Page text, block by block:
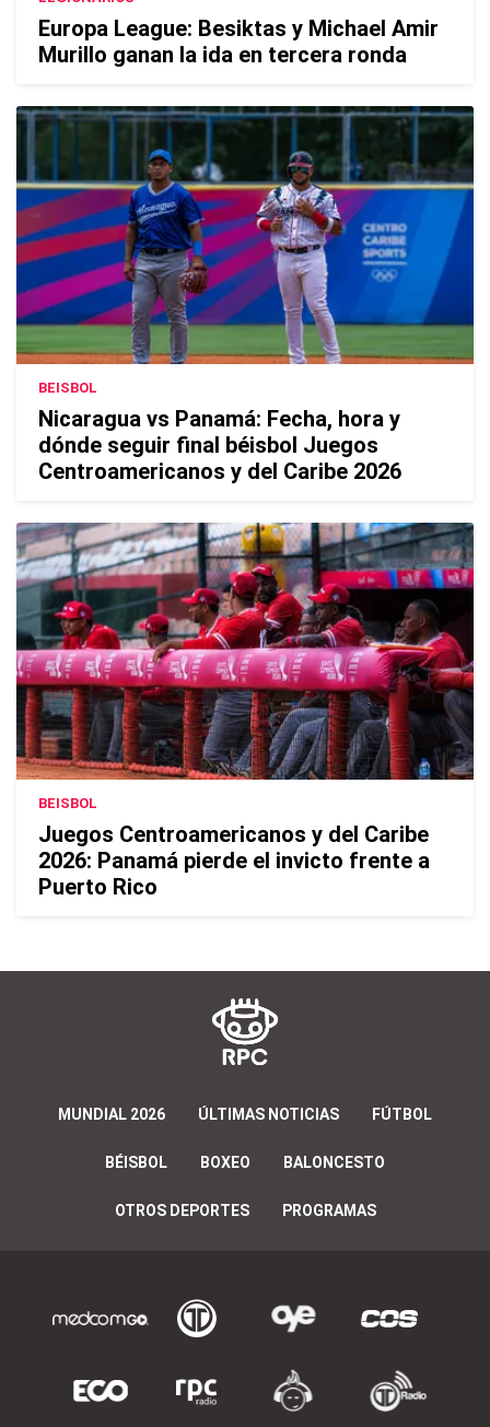
Europa League: Besiktas y Michael Amir
Murillo ganan la ida en tercera ronda
BEISBOL
Nicaragua vs Panamá: Fecha, hora y
dónde seguir final béisbol Juegos
Centroamericanos y del Caribe 2026
BEISBOL
Juegos Centroamericanos y del Caribe
2026: Panamá pierde el invicto frente a
Puerto Rico
MUNDIAL 2026 ÚLTIMAS NOTICIAS FÚTBOL
BÉISBOL BOXEO BALONCESTO
OTROS DEPORTES PROGRAMAS